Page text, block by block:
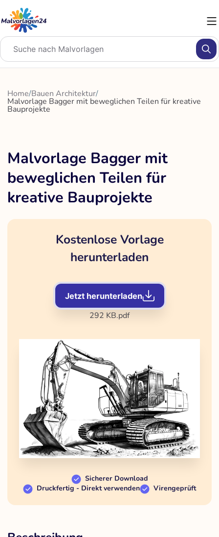
Inhalt
springen
Home/Bauen Architektur/
Malvorlage Bagger mit beweglichen Teilen für kreative
Bauprojekte
Malvorlage Bagger mit
beweglichen Teilen für
kreative Bauprojekte
Kostenlose Vorlage
herunterladen
Jetzt herunterladen
292 KB.pdf
Sicherer Download
Druckfertig - Direkt verwenden
Virengeprüft